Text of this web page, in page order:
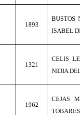
1893
BUSTOS
ISABEL
1321
CELIS
NIDIA
1962
CEJAS